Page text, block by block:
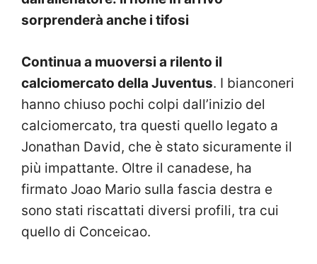
sorprenderà anche i tifosi
Continua a muoversi a rilento il
calciomercato della Juventus. I bianconeri
hanno chiuso pochi colpi dall’inizio del
calciomercato, tra questi quello legato a
Jonathan David, che è stato sicuramente il
più impattante. Oltre il canadese, ha
firmato Joao Mario sulla fascia destra e
sono stati riscattati diversi profili, tra cui
quello di Conceicao.